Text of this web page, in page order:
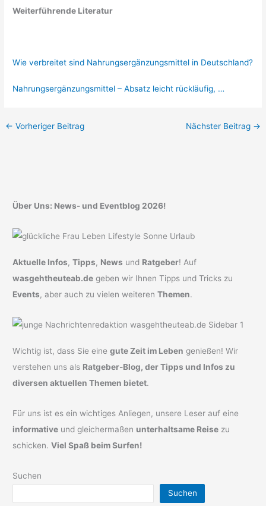
Weiterführende Literatur
Wie verbreitet sind Nahrungsergänzungsmittel in Deutschland?
Nahrungsergänzungsmittel – Absatz leicht rückläufig, …
← Vorheriger Beitrag Nächster Beitrag →
Über Uns: News- und Eventblog 2026!
Aktuelle Infos,Tipps, News und Ratgeber! Auf
wasgehtheuteab.de geben wir Ihnen Tipps und Tricks zu
Events, aber auch zu vielen weiterenThemen.
Wichtig ist, dass Sie einegute Zeit im Leben genießen! Wir
verstehen uns als Ratgeber-Blog, der Tipps und Infos zu
diversen aktuellen Themen bietet.
Für uns ist es ein wichtiges Anliegen, unsere Leser auf eine
informative und gleichermaßen unterhaltsame Reise zu
schicken.Viel Spaß beim Surfen!
Suchen
Suchen